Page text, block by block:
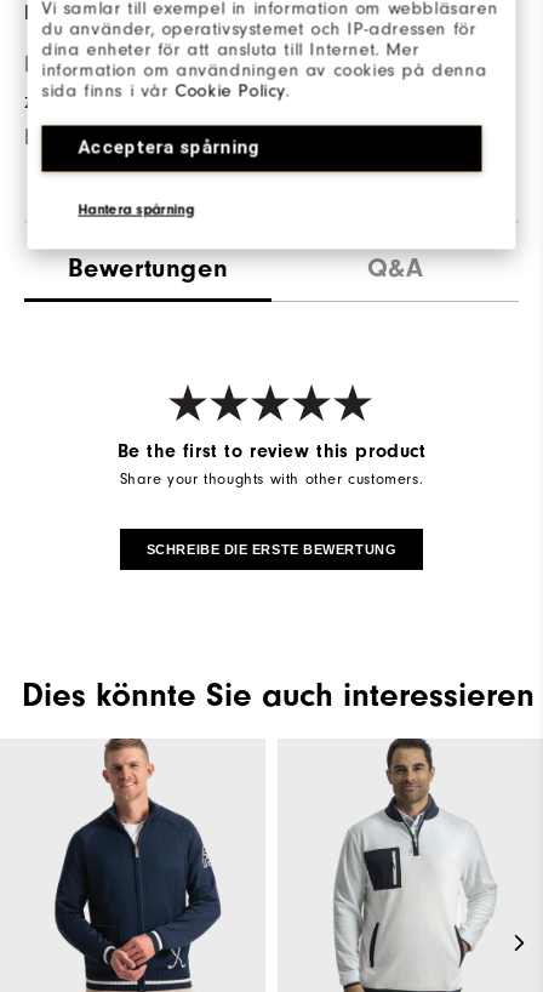
Vi samlar till exempel in information om webbläsaren
du använder, operativsystemet och IP-adressen för
dina enheter för att ansluta till Internet. Mer
information om användningen av cookies på denna
sida finns i vårCookie Policy.
Acceptera spårning
Hantera spårning
DOPPELTE NÄHTE
Doppelnähte bieten
zusätzliche
Haltbarkeit.
FABRIC
| 57% Cotton
| 38% Polyester
Bewertungen Q&A
Be the first to review this product
Share your thoughts with other customers.
SCHREIBE DIE ERSTE BEWERTUNG
Dies könnte Sie auch interessieren